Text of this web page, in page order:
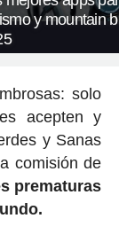
y mountain
solo
acepten y
y Sanas
comisión de
prematuras